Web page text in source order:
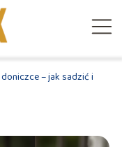
– jak sadzić i